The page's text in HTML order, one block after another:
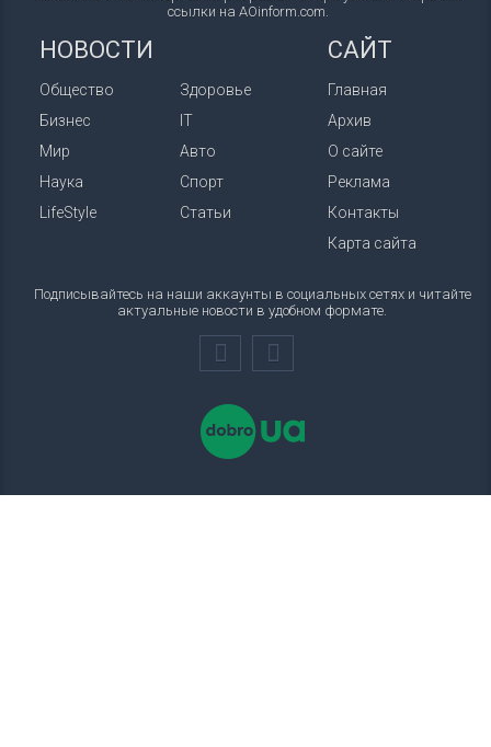
ссылки на AOinform.com.
НОВОСТИ
Общество
Бизнес
Мир
Наука
LifeStyle
Здоровье
IT
Авто
Спорт
Статьи
САЙТ
Главная
Архив
О сайте
Реклама
Контакты
Карта сайта
Подписывайтесь на наши аккаунты в социальных сетях и читайте
актуальные новости в удобном формате.